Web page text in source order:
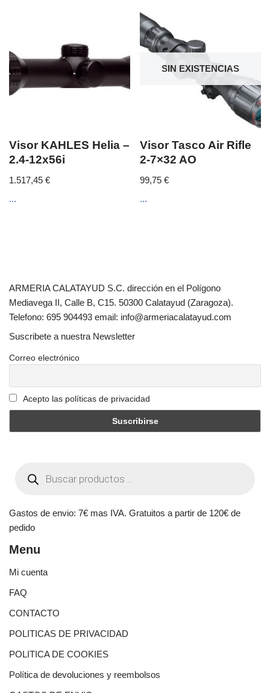
Visor KAHLES Helia –
2.4-12x56i
1.517,45 €
...
SIN EXISTENCIAS
Visor Tasco Air Rifle
2-7×32 AO
99,75€
...
ARMERIA CALATAYUD S.C. dirección en el Polígono
Mediavega II, Calle B, C15. 50300 Calatayud (Zaragoza).
Telefono: 695 904493 email: info@armeriacalatayud.com
Suscribete a nuestra Newsletter
Correo electrónico
Acepto las políticas de privacidad
Gastos de envio: 7€ mas IVA. Gratuitos a partir de 120€ de
pedido
Menu
Mi cuenta
FAQ
CONTACTO
POLITICAS DE PRIVACIDAD
POLITICA DE COOKIES
Política de devoluciones y reembolsos